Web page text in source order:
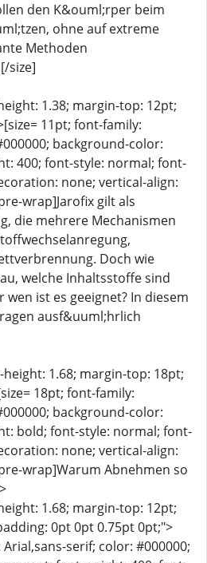
den K&ouml;rper beim
ohne auf extreme
Methoden
size]
1.38; margin-top: 12pt;
11pt; font-family:
background-color:
400; font-style: normal; font-
none; vertical-align:
wrap]Jarofix gilt als
die mehrere Mechanismen
Doch wie
welche Inhaltsstoffe sind
ist es geeignet? In diesem
ausf&uuml;hrlich
1.68; margin-top: 18pt;
18pt; font-family:
background-color:
bold; font-style: normal; font-
none; vertical-align:
wrap]Warum Abnehmen so
1.68; margin-top: 12pt;
0pt 0pt 0.75pt 0pt;">
serif; color: #000000;